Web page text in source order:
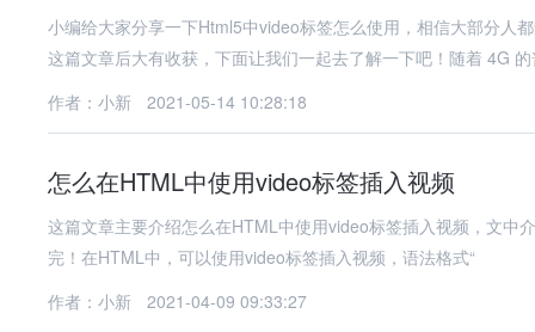
小编给大家分享一下Html5中video标签怎么使用，相信大部分人
这篇文章后大有收获，下面让我们一起去了解一下吧！随着 4G
作者：小新
2021-05-14 10:28:18
怎么在HTML中使用video标签插入视频
这篇文章主要介绍怎么在HTML中使用video标签插入视频，文中
完！在HTML中，可以使用video标签插入视频，语法格式“
作者：小新
2021-04-09 09:33:27